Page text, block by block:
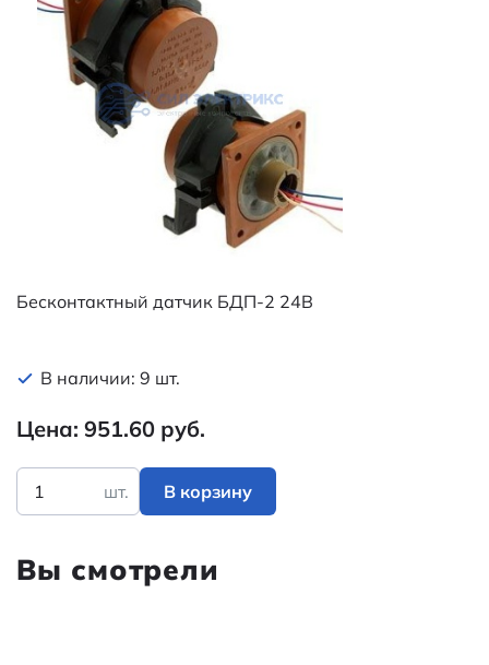
Бесконтактный датчик БДП-2 24В
В наличии: 9 шт.
Цена: 951.60 руб.
шт. В корзину
Вы смотрели